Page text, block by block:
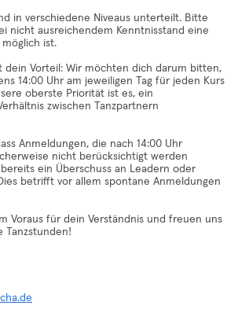
in verschiedene Niveaus unterteilt. Bitte
nicht ausreichendem Kenntnisstand eine
möglich ist.
dein Vorteil: Wir möchten dich darum bitten,
14:00 Uhr am jeweiligen Tag für jeden Kurs
oberste Priorität ist es, ein
zwischen Tanzpartnern
Anmeldungen, die nach 14:00 Uhr
nicht berücksichtigt werden
ein Überschuss an Leadern oder
betrifft vor allem spontane Anmeldungen
Voraus für dein Verständnis und freuen uns
Tanzstunden!